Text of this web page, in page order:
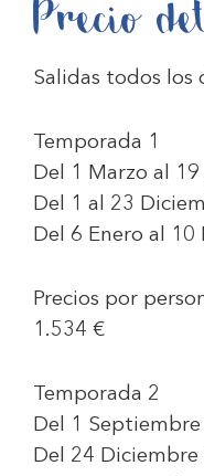
Precio
Salidas todos los
Temporada 1
Del 1 Marzo al
Del 1 al 23
Del 6 Enero al 10
Precios por
1.534 €
Temporada 2
Del 1
Del 24 Diciembre